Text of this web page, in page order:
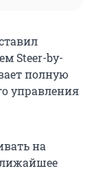
Steer-by-
полную
управления
на